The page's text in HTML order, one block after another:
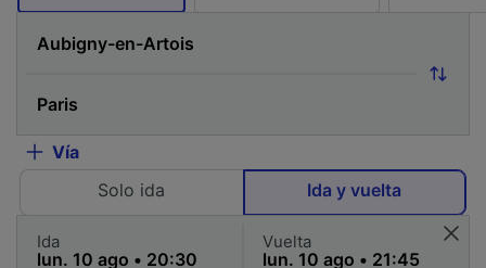
Vía
Solo ida
Ida y vuelta
Ida Vuelta